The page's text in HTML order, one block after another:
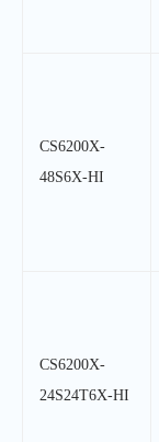
CS6200X-
48S6X-HI
CS6200X-
24S24T6X-HI